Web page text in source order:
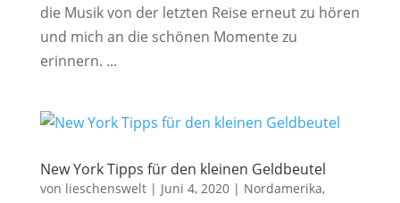
die Musik von der letzten Reise erneut zu hören
und mich an die schönen Momente zu
erinnern. ...
New York Tipps für den kleinen Geldbeutel
von lieschenswelt| Juni 4, 2020| Nordamerika,